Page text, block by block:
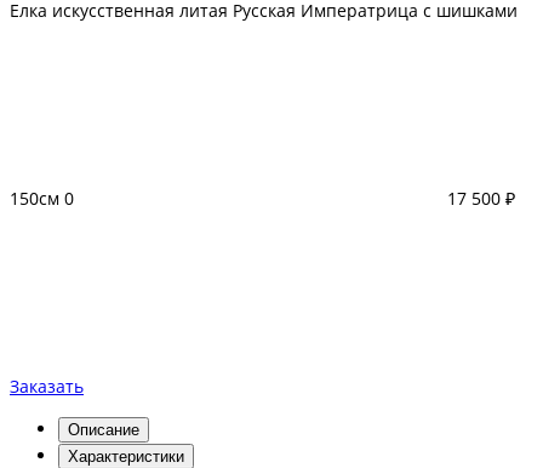
Елка искусственная литая Русская Императрица с шишками
150см 0 17 500 ₽
Заказать
Описание
Характеристики